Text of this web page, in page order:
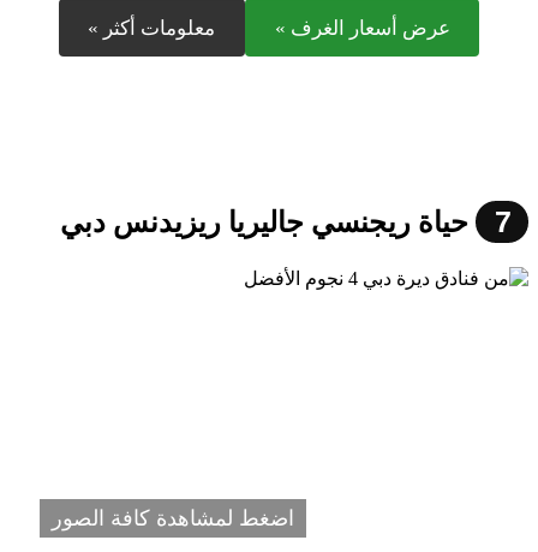
عرض أسعار الغرف » معلومات أكثر »
7 حياة ريجنسي جاليريا ريزيدنس دبي
اضغط لمشاهدة كافة الصور